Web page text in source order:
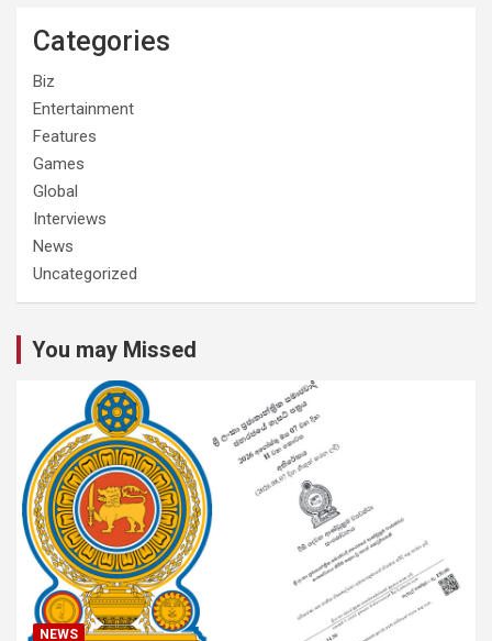
Categories
Biz
Entertainment
Features
Games
Global
Interviews
News
Uncategorized
You may Missed
NEWS